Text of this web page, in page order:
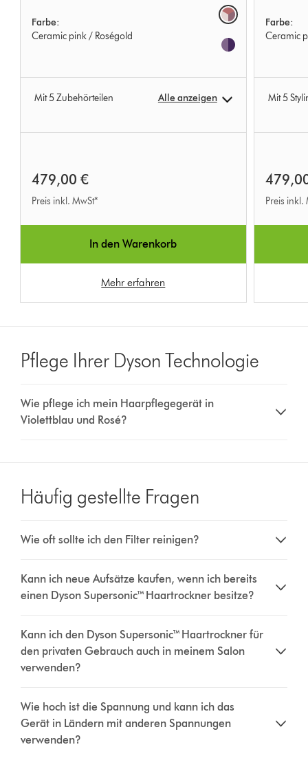
Farbe:
Ceramic pink / Roségold
Options
Mit 5 Zubehörteilen Alle anzeigen
479,00 €
Preis inkl. MwSt*
In den Warenkorb
Mehr erfahren
Farbe:
Ceramic
Mit 5
Preis inkl.
Pflege Ihrer Dyson Technologie
Wie pflege ich mein Haarpflegegerät in
Violettblau und Rosé?
Häufig gestellte Fragen
Wie oft sollte ich den Filter reinigen?
Kann ich neue Aufsätze kaufen, wenn ich bereits
einen Dyson Supersonic™ Haartrockner besitze?
Kann ich den Dyson Supersonic™ Haartrockner für
den privaten Gebrauch auch in meinem Salon
verwenden?
Wie hoch ist die Spannung und kann ich das
Gerät in Ländern mit anderen Spannungen
verwenden?